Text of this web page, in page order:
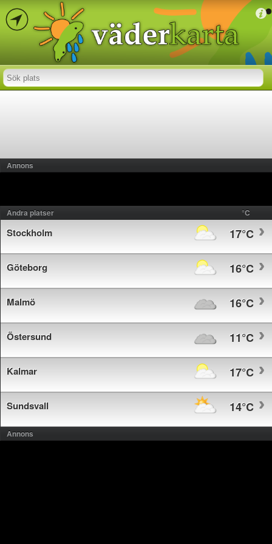
Annons
Andra platser °C
17°C
Stockholm
16°C
Göteborg
16°C
Malmö
11°C
Östersund
17°C
Kalmar
14°C
Sundsvall
Annons